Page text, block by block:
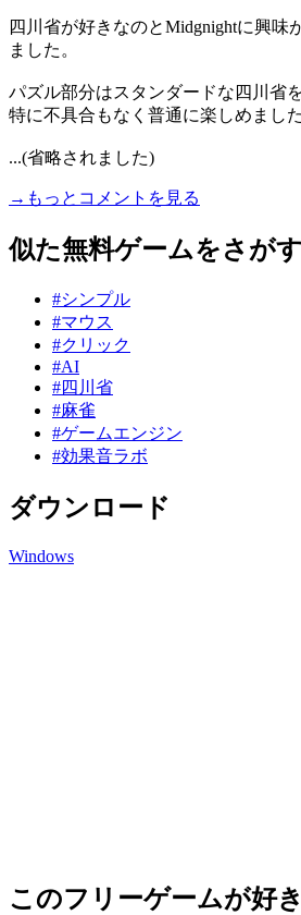
四川省が好きなのとMidgnightに興味
ました。
パズル部分はスタンダードな四川省
特に不具合もなく普通に楽しめました
...(省略されました)
→もっとコメントを見る
似た無料ゲームをさがす
#シンプル
#マウス
#クリック
#AI
#四川省
#麻雀
#ゲームエンジン
#効果音ラボ
ダウンロード
Windows
このフリーゲームが好